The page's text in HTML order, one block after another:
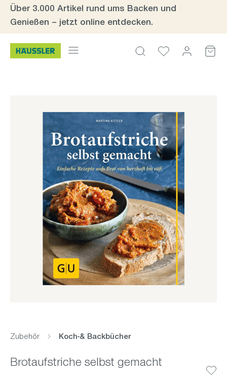
Zum Hauptinhalt springen
Über 3.000 Artikel rund ums Backen und
Genießen – jetzt online entdecken.
Zubehör Koch-& Backbücher
Brotaufstriche selbst gemacht